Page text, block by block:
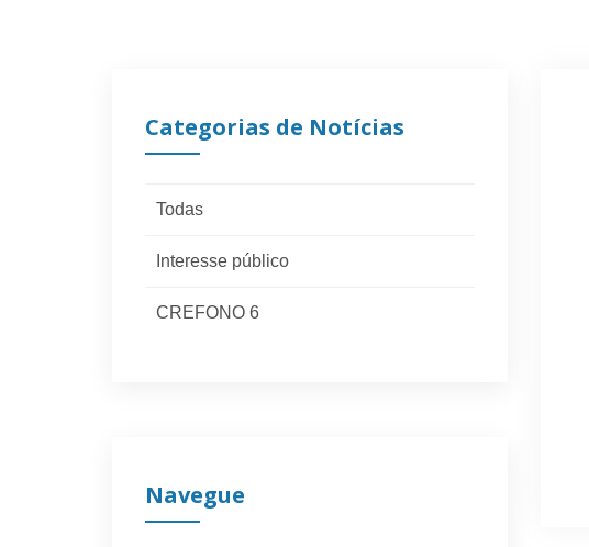
Categorias de Notícias
Todas
Interesse público
CREFONO 6
Navegue